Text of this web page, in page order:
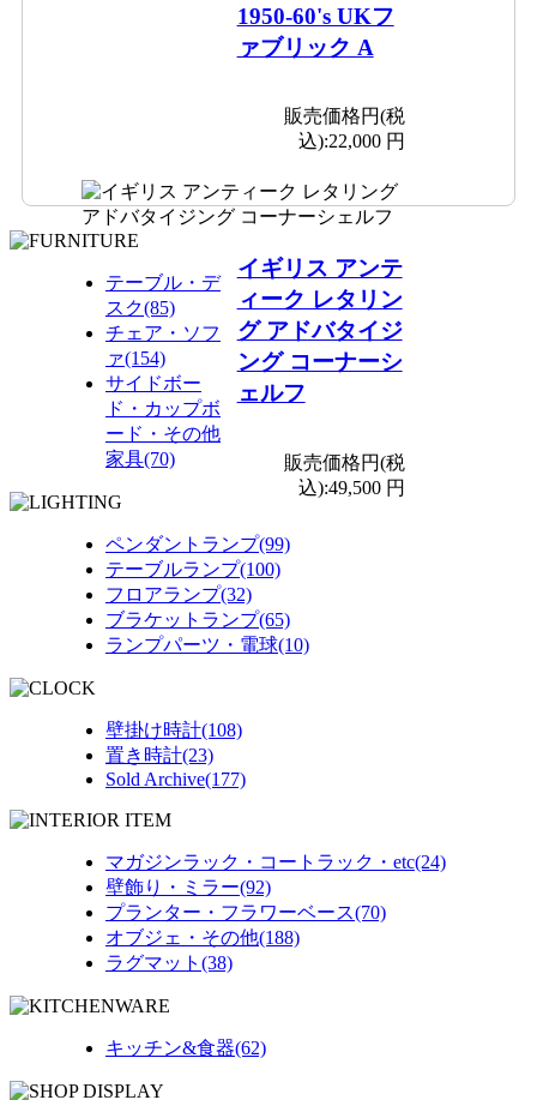
1950-60's UKフ
ァブリック A
販売価格円(税
込):22,000 円
イギリス アンテ
ィーク レタリン
グ アドバタイジ
ング コーナーシ
ェルフ
販売価格円(税
込):49,500 円
テーブル・デ
スク(85)
チェア・ソフ
ァ(154)
サイドボー
ド・カップボ
ード・その他
家具(70)
ペンダントランプ(99)
テーブルランプ(100)
フロアランプ(32)
ブラケットランプ(65)
ランプパーツ・電球(10)
壁掛け時計(108)
置き時計(23)
Sold Archive(177)
マガジンラック・コートラック・etc(24)
壁飾り・ミラー(92)
プランター・フラワーベース(70)
オブジェ・その他(188)
ラグマット(38)
キッチン&食器(62)